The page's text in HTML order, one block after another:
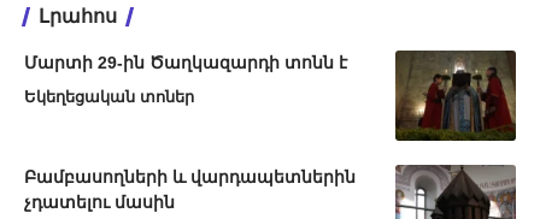
Լրահոս
Մարտի 29-ին Ծաղկազարդի տոնն է
Եկեղեցական տոներ
Բամբասողների և վարդապետներին
չդատելու մասին